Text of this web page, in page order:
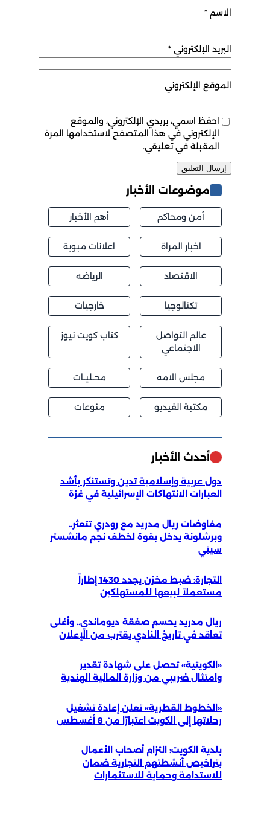
الاسم *
البريد الإلكتروني *
الموقع الإلكتروني
احفظ اسمي، بريدي الإلكتروني، والموقع
الإلكتروني في هذا المتصفح لاستخدامها المرة
المقبلة في تعليقي.
موضوعات الأخبار
أمن ومحاكم أهم الأخبار
اخبار المراة اعلانات مبوبة
الاقتصاد الرياضه
تكنالوجيا خارجيات
عالم التواصل
الاجتماعي
كتاب كويت نيوز
مجلس الامه محــليــات
مكتبة الفيديو منوعات
أحدث الأخبار
دول عربية وإسلامية تدين وتستنكر بأشد
العبارات الانتهاكات الإسرائيلية في غزة
مفاوضات ريال مدريد مع رودري تتعثر..
وبرشلونة يدخل بقوة لخطف نجم مانشستر
سيتي
التجارة: ضبط مخزن يجدد 1430 إطاراً
مستعملاً لبيعها للمستهلكين
ريال مدريد يحسم صفقة ديوماندي.. وأغلى
تعاقد في تاريخ النادي يقترب من الإعلان
«الكويتية» تحصل على شهادة تقدير
وامتثال ضريبي من وزارة المالية الهندية
«الخطوط القطرية» تعلن إعادة تشغيل
رحلاتها إلى الكويت اعتبارًا من 8 أغسطس
بلدية الكويت: التزام أصحاب الأعمال
بتراخيص أنشطتهم التجارية ضمان
للاستدامة وحماية للاستثمارات